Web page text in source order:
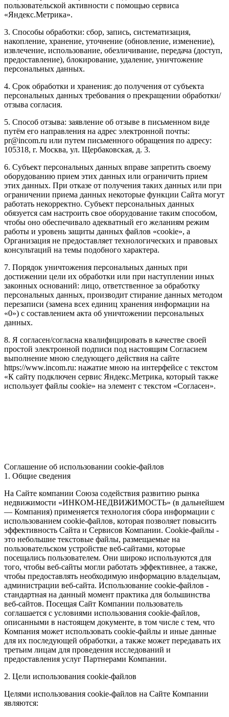
пользовательской активности с помощью сервиса
«Яндекс.Метрика».
3. Способы обработки: сбор, запись, систематизация,
накопление, хранение, уточнение (обновление, изменение),
извлечение, использование, обезличивание, передача (доступ,
предоставление), блокирование, удаление, уничтожение
персональных данных.
4. Срок обработки и хранения: до получения от субъекта
персональных данных требования о прекращении обработки/
отзыва согласия.
5. Способ отзыва: заявление об отзыве в письменном виде
путём его направления на адрес электронной почты:
pr@incom.ru или путем письменного обращения по адресу:
105318, г. Москва, ул. Щербаковская, д. 3.
6. Субъект персональных данных вправе запретить своему
оборудованию прием этих данных или ограничить прием
этих данных. При отказе от получения таких данных или при
ограничении приема данных некоторые функции Сайта могут
работать некорректно. Субъект персональных данных
обязуется сам настроить свое оборудование таким способом,
чтобы оно обеспечивало адекватный его желаниям режим
работы и уровень защиты данных файлов «cookie», а
Организация не предоставляет технологических и правовых
консультаций на темы подобного характера.
7. Порядок уничтожения персональных данных при
достижении цели их обработки или при наступлении иных
законных оснований: лицо, ответственное за обработку
персональных данных, производит стирание данных методом
перезаписи (замена всех единиц хранения информации на
«0») с составлением акта об уничтожении персональных
данных.
8. Я согласен/согласна квалифицировать в качестве своей
простой электронной подписи под настоящим Согласием
выполнение мною следующего действия на сайте
https://www.incom.ru: нажатие мною на интерфейсе с текстом
«К сайту подключен сервис Яндекс.Метрика, который также
использует файлы cookie» на элемент с текстом «Согласен».
Соглашение об использовании cookie-файлов
1. Общие сведения
На Сайте компании Союза содействия развитию рынка
недвижимости «ИНКОМ-НЕДВИЖИМОСТЬ» (в дальнейшем
— Компания) применяется технология сбора информации с
использованием cookie-файлов, которая позволяет повысить
эффективность Сайта и Сервисов Компании. Сookie-файлы -
это небольшие текстовые файлы, размещаемые на
пользовательском устройстве веб-сайтами, которые
посещались пользователем. Они широко используются для
того, чтобы веб-сайты могли работать эффективнее, а также,
чтобы предоставлять необходимую информацию владельцам,
администрации веб-сайта. Использование cookie-файлов -
стандартная на данный момент практика для большинства
веб-сайтов. Посещая Сайт Компании пользователь
соглашается с условиями использования cookie-файлов,
описанными в настоящем документе, в том числе с тем, что
Компания может использовать cookie-файлы и иные данные
для их последующей обработки, а также может передавать их
третьим лицам для проведения исследований и
предоставления услуг Партнерами Компании.
2. Цели использования cookie-файлов
Целями использования cookie-файлов на Сайте Компании
являются: